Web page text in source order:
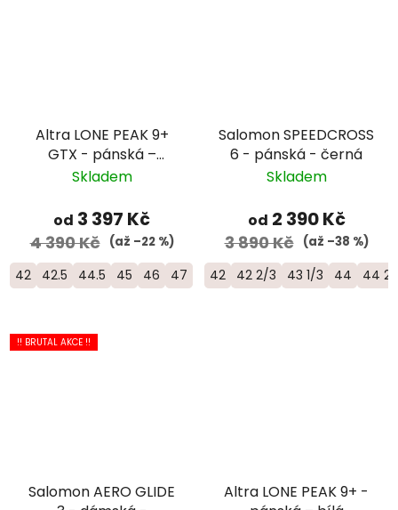
Altra LONE PEAK 9+
GTX - pánská –
zelená
Skladem
od 3 397 Kč
4 390 Kč (až –22 %)
42 42.5 44.5 45 46 47
Salomon SPEEDCROSS
6 - pánská - černá
Skladem
od 2 390 Kč
3 890 Kč (až –38 %)
42 42 2/3 43 1/3 44 44
!! BRUTAL AKCE !!
Salomon AERO GLIDE
Altra LONE PEAK 9+ -